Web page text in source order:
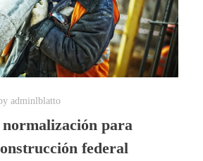
adminlblatto
para
federal